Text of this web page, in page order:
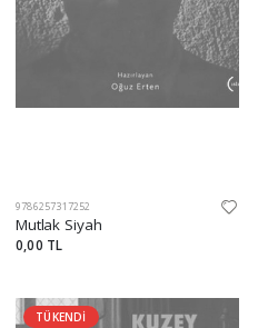
9786257317252
Mutlak Siyah
0,00 TL
TÜKENDİ